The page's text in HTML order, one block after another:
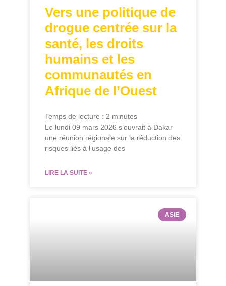
Vers une politique de
drogue centrée sur la
santé, les droits
humains et les
communautés en
Afrique de l’Ouest
Temps de lecture : 2 minutes
Le lundi 09 mars 2026 s’ouvrait à Dakar
une réunion régionale sur la réduction des
risques liés à l’usage des
LIRE LA SUITE »
ASIE